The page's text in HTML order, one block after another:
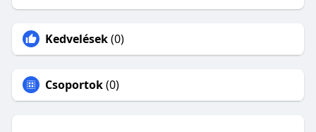
Kedvelések(0)
Csoportok(0)